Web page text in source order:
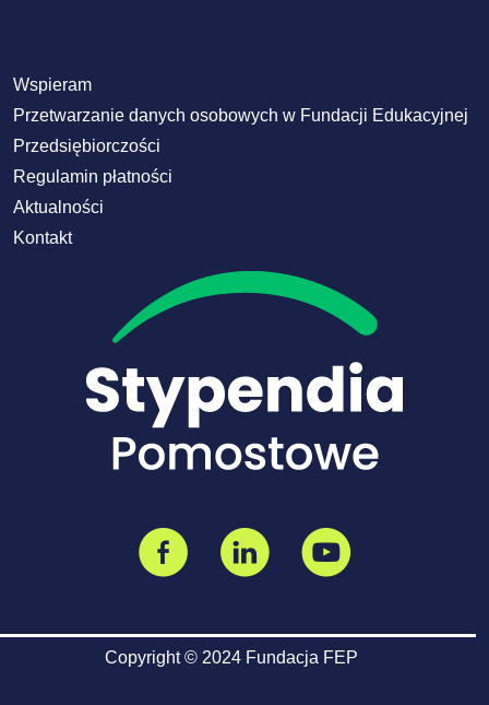
Wspieram
Przetwarzanie danych osobowych w Fundacji Edukacyjnej
Przedsiębiorczości
Regulamin płatności
Aktualności
Kontakt
Copyright © 2024 Fundacja FEP